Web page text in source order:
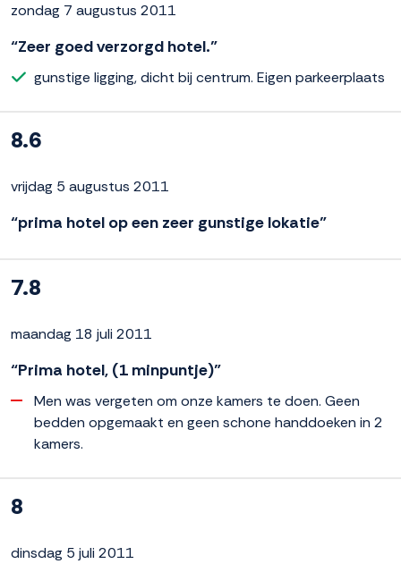
zondag 7 augustus 2011
“Zeer goed verzorgd hotel.”
gunstige ligging, dicht bij centrum. Eigen parkeerplaats
8.6
vrijdag 5 augustus 2011
“prima hotel op een zeer gunstige lokatie”
7.8
maandag 18 juli 2011
“Prima hotel, (1 minpuntje)”
Men was vergeten om onze kamers te doen. Geen
bedden opgemaakt en geen schone handdoeken in 2
kamers.
8
dinsdag 5 juli 2011